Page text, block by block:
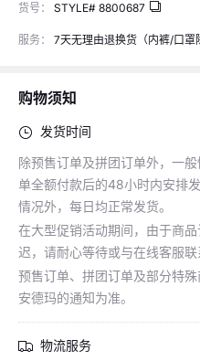
货号： STYLE# 8800687
服务： 7天无理由退换货（内裤/口罩
购物须知
发货时间
除预售订单及拼团订单外，一
单全额付款后的48小时内安排
情况外，每日均正常发货。
在大型促销活动期间，由于商
迟，请耐心等待或与在线客服联
预售订单、拼团订单及部分特
安德玛的通知为准。
物流服务